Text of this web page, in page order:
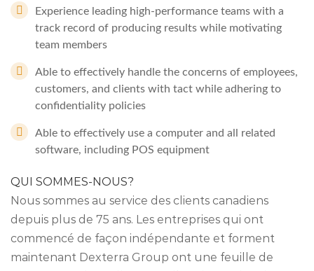
Experience leading high-performance teams with a
track record of producing results while motivating
team members
Able to effectively handle the concerns of employees,
customers, and clients with tact while adhering to
confidentiality policies
Able to effectively use a computer and all related
software, including POS equipment
QUI SOMMES-NOUS?
Nous sommes au service des clients canadiens
depuis plus de 75 ans. Les entreprises qui ont
commencé de façon indépendante et forment
maintenant Dexterra Group ont une feuille de